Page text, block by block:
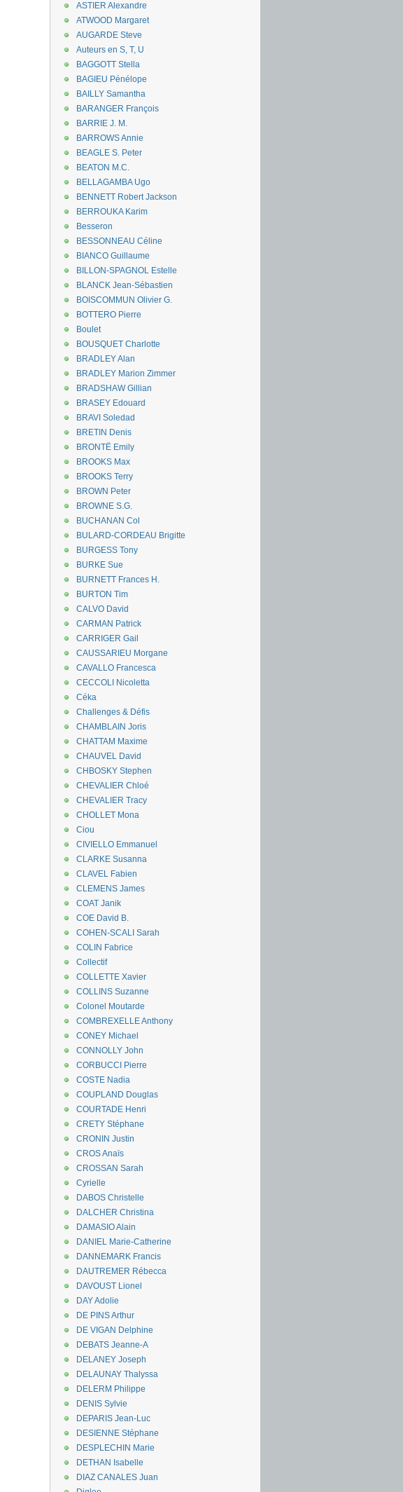
ASTIER Alexandre
ATWOOD Margaret
AUGARDE Steve
Auteurs en S, T, U
BAGGOTT Stella
BAGIEU Pénélope
BAILLY Samantha
BARANGER François
BARRIE J. M.
BARROWS Annie
BEAGLE S. Peter
BEATON M.C.
BELLAGAMBA Ugo
BENNETT Robert Jackson
BERROUKA Karim
Besseron
BESSONNEAU Céline
BIANCO Guillaume
BILLON-SPAGNOL Estelle
BLANCK Jean-Sébastien
BOISCOMMUN Olivier G.
BOTTERO Pierre
Boulet
BOUSQUET Charlotte
BRADLEY Alan
BRADLEY Marion Zimmer
BRADSHAW Gillian
BRASEY Edouard
BRAVI Soledad
BRETIN Denis
BRONTË Emily
BROOKS Max
BROOKS Terry
BROWN Peter
BROWNE S.G.
BUCHANAN Col
BULARD-CORDEAU Brigitte
BURGESS Tony
BURKE Sue
BURNETT Frances H.
BURTON Tim
CALVO David
CARMAN Patrick
CARRIGER Gail
CAUSSARIEU Morgane
CAVALLO Francesca
CECCOLI Nicoletta
Céka
Challenges & Défis
CHAMBLAIN Joris
CHATTAM Maxime
CHAUVEL David
CHBOSKY Stephen
CHEVALIER Chloé
CHEVALIER Tracy
CHOLLET Mona
Ciou
CIVIELLO Emmanuel
CLARKE Susanna
CLAVEL Fabien
CLEMENS James
COAT Janik
COE David B.
COHEN-SCALI Sarah
COLIN Fabrice
Collectif
COLLETTE Xavier
COLLINS Suzanne
Colonel Moutarde
COMBREXELLE Anthony
CONEY Michael
CONNOLLY John
CORBUCCI Pierre
COSTE Nadia
COUPLAND Douglas
COURTADE Henri
CRETY Stéphane
CRONIN Justin
CROS Anaïs
CROSSAN Sarah
Cyrielle
DABOS Christelle
DALCHER Christina
DAMASIO Alain
DANIEL Marie-Catherine
DANNEMARK Francis
DAUTREMER Rébecca
DAVOUST Lionel
DAY Adolie
DE PINS Arthur
DE VIGAN Delphine
DEBATS Jeanne-A
DELANEY Joseph
DELAUNAY Thalyssa
DELERM Philippe
DENIS Sylvie
DEPARIS Jean-Luc
DESIENNE Stéphane
DESPLECHIN Marie
DETHAN Isabelle
DIAZ CANALES Juan